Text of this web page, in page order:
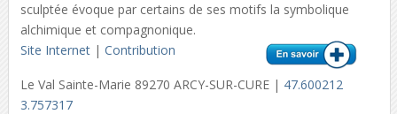
sculptée évoque par certains de ses motifs la symbolique
alchimique et compagnonique.
Site Internet| Contribution
Le Val Sainte-Marie 89270 ARCY-SUR-CURE | 47.600212
3.757317